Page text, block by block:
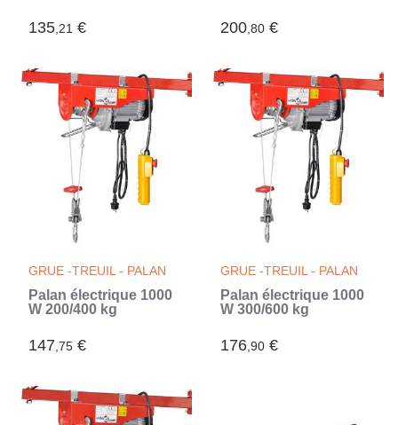
2100mA - voiture
jusqu'a 3.45 bars vélo
135,21 € 200,80 €
GRUE -TREUIL - PALAN
Palan électrique 1000
W 200/400 kg
147,75 €
GRUE -TREUIL - PALAN
Palan électrique 1000
W 300/600 kg
176,90 €